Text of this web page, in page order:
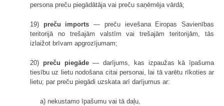
persona preču piegādātāja vai preču saņēmēja vārdā;
19) preču imports — preču ievešana Eiropas Savienības
teritorijā no trešajām valstīm vai trešajām teritorijām, tās
izlaižot brīvam apgrozījumam;
20) preču piegāde— darījums, kas izpaužas kā īpašuma
tiesību uz lietu nodošana citai personai, lai tā varētu rīkoties ar
lietu; par preču piegādi uzskata arī darījumus ar:
a) nekustamo īpašumu vai tā daļu,